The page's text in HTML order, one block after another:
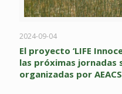
2024-09-04
El proyecto ‘LIFE
las próximas
organizadas por